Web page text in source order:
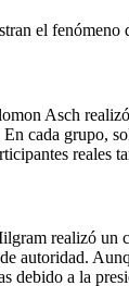
el fenómeno
Asch
cada grupo,
reales
realizó un
autoridad.
debido a la